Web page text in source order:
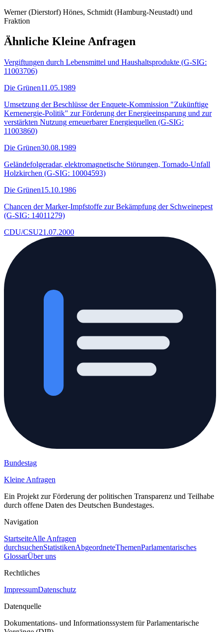
Werner (Dierstorf) Hönes, Schmidt (Hamburg-Neustadt) und
Fraktion
Ähnliche Kleine Anfragen
Vergiftungen durch Lebensmittel und Haushaltsprodukte (G-SIG:
11003706)
Die Grünen11.05.1989
Umsetzung der Beschlüsse der Enquete-Kommission "Zukünftige
Kernenergie-Politik" zur Förderung der Energieeinsparung und zur
verstärkten Nutzung erneuerbarer Energiequellen (G-SIG:
11003860)
Die Grünen30.08.1989
Geländefolgeradar, elektromagnetische Störungen, Tornado-Unfall
Holzkirchen (G-SIG: 10004593)
Die Grünen15.10.1986
Chancen der Marker-Impfstoffe zur Bekämpfung der Schweinepest
(G-SIG: 14011279)
CDU/CSU21.07.2000
Bundestag
Kleine Anfragen
Ein Projekt zur Förderung der politischen Transparenz und Teilhabe
durch offene Daten des Deutschen Bundestages.
Navigation
StartseiteAlle Anfragen
durchsuchenStatistikenAbgeordneteThemenParlamentarisches
GlossarÜber uns
Rechtliches
ImpressumDatenschutz
Datenquelle
Dokumentations- und Informationssystem für Parlamentarische